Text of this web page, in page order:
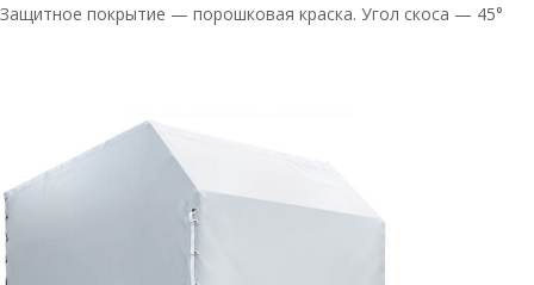
Защитное покрытие — порошковая краска. Угол скоса — 45°